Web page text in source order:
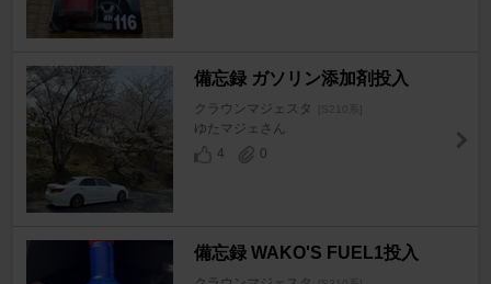
備忘録 ガソリン添加剤投入
クラウンマジェスタ [S210系]
ゆたマジェさん
4
0
備忘録 WAKO'S FUEL1投入